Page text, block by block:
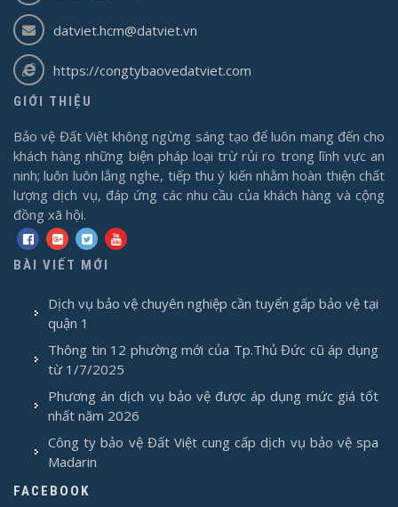
datviet.hcm@datviet.vn
https://congtybaovedatviet.com
GIỚI THIỆU
Bảo vệ Đất Việt không ngừng sáng tạo để luôn mang đến cho
khách hàng những biện pháp loại trừ rủi ro trong lĩnh vực an
ninh; luôn luôn lắng nghe, tiếp thu ý kiến nhằm hoàn thiện chất
lượng dịch vụ, đáp ứng các nhu cầu của khách hàng và cộng
đồng xã hội.
BÀI VIẾT MỚI
Dịch vụ bảo vệ chuyên nghiệp cần tuyển gấp bảo vệ tại
quận 1
Thông tin 12 phường mới của Tp.Thủ Đức cũ áp dụng
từ 1/7/2025
Phương án dịch vụ bảo vệ được áp dụng mức giá tốt
nhất năm 2026
Công ty bảo vệ Đất Việt cung cấp dịch vụ bảo vệ spa
Madarin
FACEBOOK